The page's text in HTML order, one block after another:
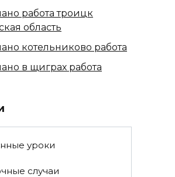
работа троицк
область
котельниково работа
в щиграх работа
уроки
случаи